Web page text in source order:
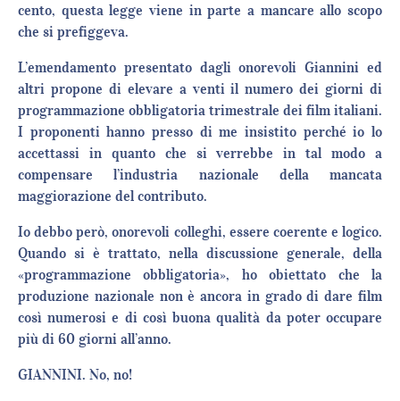
cento, questa legge viene in parte a mancare allo scopo
che si prefiggeva.
L’emendamento presentato dagli onorevoli Giannini ed
altri propone di elevare a venti il numero dei giorni di
programmazione obbligatoria trimestrale dei film italiani.
I proponenti hanno presso di me insistito perché io lo
accettassi in quanto che si verrebbe in tal modo a
compensare l’industria nazionale della mancata
maggiorazione del contributo.
Io debbo però, onorevoli colleghi, essere coerente e logico.
Quando si è trattato, nella discussione generale, della
«programmazione obbligatoria», ho obiettato che la
produzione nazionale non è ancora in grado di dare film
così numerosi e di così buona qualità da poter occupare
più di 60 giorni all’anno.
GIANNINI. No, no!